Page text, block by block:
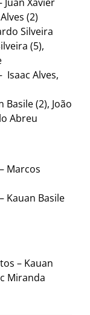
(2)
Silveira
(5),
Isaac Alves,
Basile (2), João
Abreu
Marcos
Kauan Basile
– Kauan
Miranda